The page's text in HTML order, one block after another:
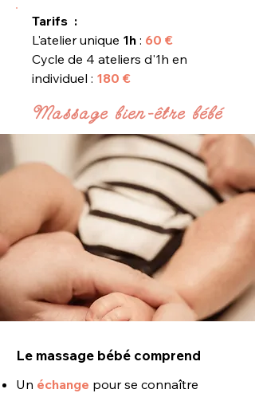
Tarifs :
L'atelier unique 1h : 60 €
Cycle de 4 ateliers d'1h en
individuel : 180 €
Massage bien-être bébé
Le massage bébé comprend
Un échange pour se connaître